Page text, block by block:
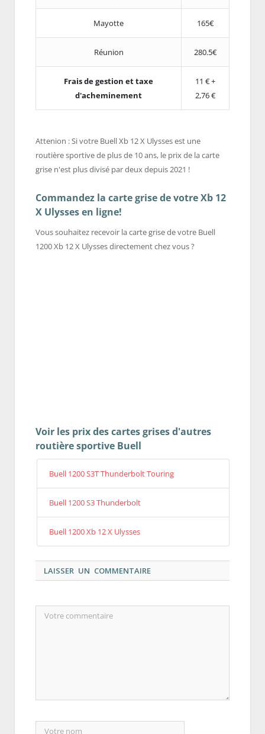
Mayotte 165€
Réunion 280.5€
Frais de gestion et taxe
d'acheminement
11 € +
2,76 €
Attenion : Si votre Buell Xb 12 X Ulysses est une
routière sportive de plus de 10 ans, le prix de la carte
grise n'est plus divisé par deux depuis 2021 !
Commandez la carte grise de votre Xb 12
X Ulysses en ligne!
Vous souhaitez recevoir la carte grise de votre Buell
1200 Xb 12 X Ulysses directement chez vous ?
Voir les prix des cartes grises d'autres
routière sportive Buell
Buell 1200 S3T Thunderbolt Touring
Buell 1200 S3 Thunderbolt
Buell 1200 Xb 12 X Ulysses
LAISSER UN COMMENTAIRE